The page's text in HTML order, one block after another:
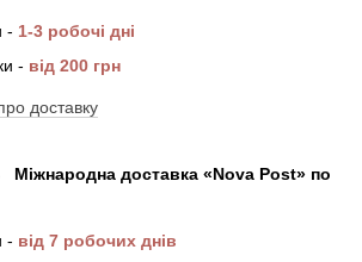
- 1-3 робочі дні
- від 200 грн
доставку
Міжнародна доставка «Nova Post» по
- від 7 робочих днів